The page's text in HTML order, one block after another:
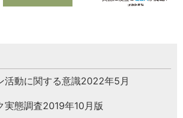
活動に関する意識2022年5月
実態調査2019年10月版